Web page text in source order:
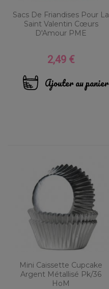
Sacs De Friandises Pour La
Saint Valentin Cœurs
D'Amour PME
Prix
2,49 €
Ajouter au panier
Mini Caissette Cupcake
Argent Métallisé Pk/36
HoM